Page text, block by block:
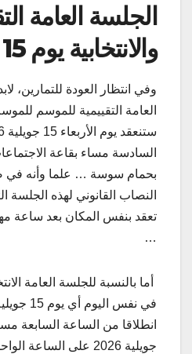
الجلسة العامة
والانتخابية يوم 15 جويلية
وفي انتظار العودة للتمارين،
السادسة مساء بقاعة
بحمام سوسة … علما وأنه في
النصاب القانوني لهذه الجلسة
تعقد بنفس المكان بعد ساعة
…
أما بالنسبة للجلسة العامة
جويلية 2026 على